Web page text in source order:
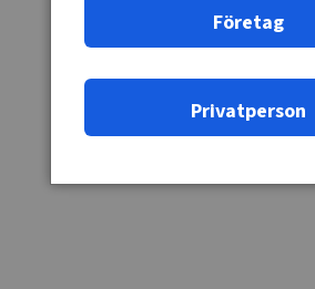
Företag
Privatperson